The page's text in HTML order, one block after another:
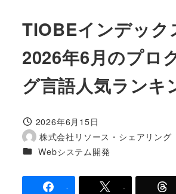
TIOBEインデック
2026年6月のプロ
グ言語人気ランキ
投稿日
2026年6月15日
著
者
株式会社リソース・シェアリング
カテゴリー
Webシステム開発
- -